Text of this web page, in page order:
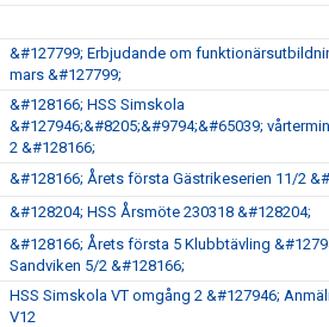
&#127799; Erbjudande om
mars &#127799;
&#128166; HSS Simskola
&#127946;&#8205;&#9794;&#65039;
2 &#128166;
&#128166; Årets första Gästrikeserien 11/2
&#128204; HSS Årsmöte 230318 &#128204;
&#128166; Årets första 5 Klubbtävling
Sandviken 5/2 &#128166;
HSS Simskola VT omgång 2 &#127946;
V12